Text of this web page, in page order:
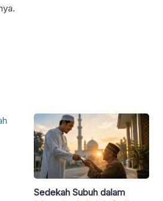
Sedekah Subuh dalam